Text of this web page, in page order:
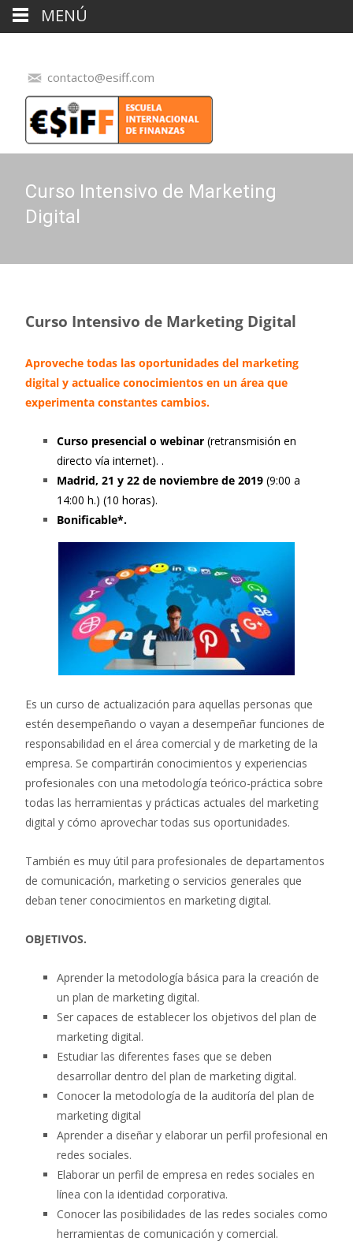
contacto@esiff.com
Curso Intensivo de Marketing
Digital
Curso Intensivo de Marketing Digital
Aproveche todas las oportunidades del marketing
digital y actualice conocimientos en un área que
experimenta constantes cambios.
Curso presencial o webinar (retransmisión en
directo vía internet). .
Madrid, 21 y 22 de noviembre de 2019 (9:00 a
14:00 h.) (10 horas).
Bonificable*.
Es un curso de actualización para aquellas personas que
estén desempeñando o vayan a desempeñar funciones de
responsabilidad en el área comercial y de marketing de la
empresa. Se compartirán conocimientos y experiencias
profesionales con una metodología teórico-práctica sobre
todas las herramientas y prácticas actuales del marketing
digital y cómo aprovechar todas sus oportunidades.
También es muy útil para profesionales de departamentos
de comunicación, marketing o servicios generales que
deban tener conocimientos en marketing digital.
OBJETIVOS.
Aprender la metodología básica para la creación de
un plan de marketing digital.
Ser capaces de establecer los objetivos del plan de
marketing digital.
Estudiar las diferentes fases que se deben
desarrollar dentro del plan de marketing digital.
Conocer la metodología de la auditoría del plan de
marketing digital
Aprender a diseñar y elaborar un perfil profesional en
redes sociales.
Elaborar un perfil de empresa en redes sociales en
línea con la identidad corporativa.
Conocer las posibilidades de las redes sociales como
herramientas de comunicación y comercial.
MENÚ